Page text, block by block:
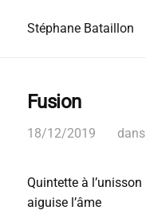
Stéphane Bataillon
Fusion
18/12/2019 dans
Quintette à l’unisson
aiguise l’âme